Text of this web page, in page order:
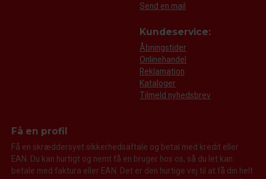
Send en mail
Kundeservice:
Åbningstider
Onlinehandel
Reklamation
Kataloger
Tilmeld nyhedsbrev
Få en profil
Få en skræddersyet sikkerhedsaftale og betal med kredit eller
EAN. Du kan hurtigt og nemt få en bruger hos os, så du let kan
betale med faktura eller EAN. Det er den hurtige vej til at få din helt